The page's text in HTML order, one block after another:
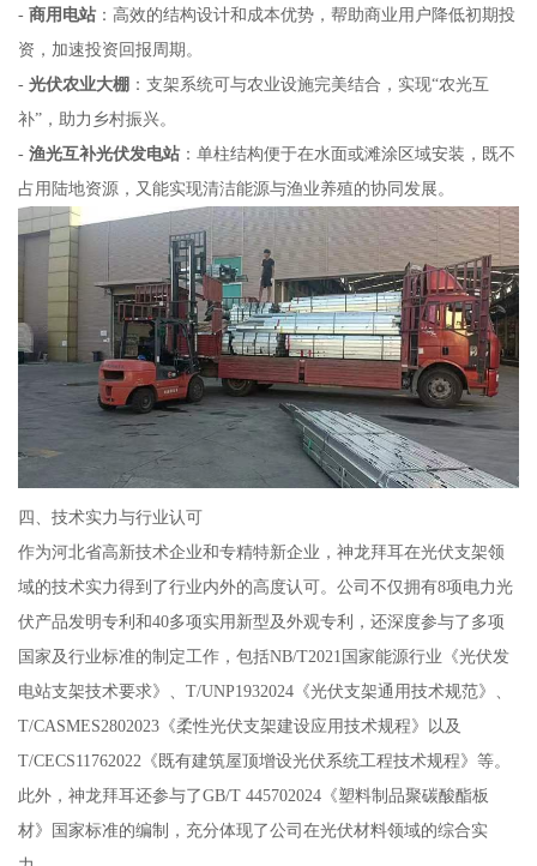
- 商用电站：高效的结构设计和成本优势，帮助商业用户降低初期投
资，加速投资回报周期。
- 光伏农业大棚 ：支架系统可与农业设施完美结合，实现“农光互
补”，助力乡村振兴。
- 渔光互补光伏发电站：单柱结构便于在水面或滩涂区域安装，既不
占用陆地资源，又能实现清洁能源与渔业养殖的协同发展。
四、技术实力与行业认可
作为河北省高新技术企业和专精特新企业，神龙拜耳在光伏支架领
域的技术实力得到了行业内外的高度认可。公司不仅拥有8项电力光
伏产品发明专利和40多项实用新型及外观专利，还深度参与了多项
国家及行业标准的制定工作，包括NB/T2021国家能源行业《光伏发
电站支架技术要求》、T/UNP1932024《光伏支架通用技术规范》、
T/CASMES2802023《柔性光伏支架建设应用技术规程》以及
T/CECS11762022《既有建筑屋顶增设光伏系统工程技术规程》等。
此外，神龙拜耳还参与了GB/T 445702024《塑料制品聚碳酸酯板
材》国家标准的编制，充分体现了公司在光伏材料领域的综合实